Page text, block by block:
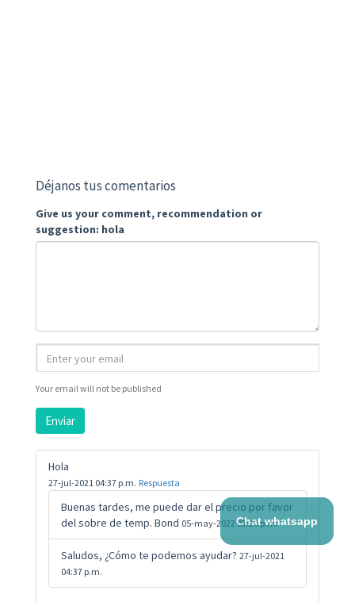
Déjanos tus comentarios
Give us your comment, recommendation or
suggestion: hola
Your email will not be published
Enviar
Hola
27-jul-2021 04:37 p.m. Respuesta
Buenas tardes, me puede dar el precio por favor
del sobre de temp. Bond 05-may-2022 03:26 p.m.
Saludos, ¿Cómo te podemos ayudar? 27-jul-2021
04:37 p.m.
Chat whatsapp